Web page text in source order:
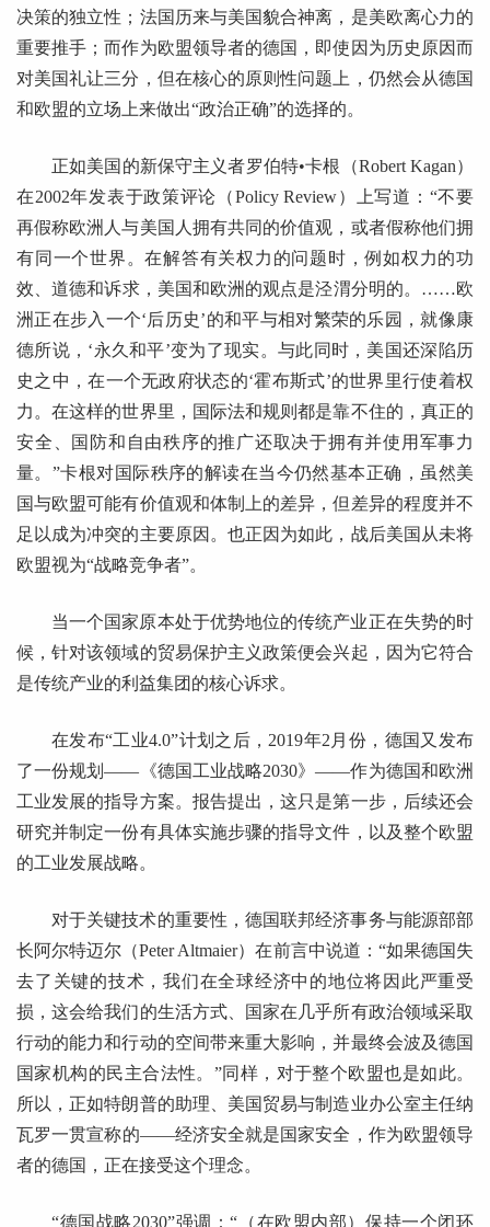
决策的独立性；法国历来与美国貌合神离，是美欧离心力的
重要推手；而作为欧盟领导者的德国，即使因为历史原因而
对美国礼让三分，但在核心的原则性问题上，仍然会从德国
和欧盟的立场上来做出“政治正确”的选择的。
正如美国的新保守主义者罗伯特•卡根（Robert Kagan）
在2002年发表于政策评论（Policy Review）上写道：“不要
再假称欧洲人与美国人拥有共同的价值观，或者假称他们拥
有同一个世界。在解答有关权力的问题时，例如权力的功
效、道德和诉求，美国和欧洲的观点是泾渭分明的。……欧
洲正在步入一个‘后历史’的和平与相对繁荣的乐园，就像康
德所说，‘永久和平’变为了现实。与此同时，美国还深陷历
史之中，在一个无政府状态的‘霍布斯式’的世界里行使着权
力。在这样的世界里，国际法和规则都是靠不住的，真正的
安全、国防和自由秩序的推广还取决于拥有并使用军事力
量。”卡根对国际秩序的解读在当今仍然基本正确，虽然美
国与欧盟可能有价值观和体制上的差异，但差异的程度并不
足以成为冲突的主要原因。也正因为如此，战后美国从未将
欧盟视为“战略竞争者”。
当一个国家原本处于优势地位的传统产业正在失势的时
候，针对该领域的贸易保护主义政策便会兴起，因为它符合
是传统产业的利益集团的核心诉求。
在发布“工业4.0”计划之后，2019年2月份，德国又发布
了一份规划——《德国工业战略2030》——作为德国和欧洲
工业发展的指导方案。报告提出，这只是第一步，后续还会
研究并制定一份有具体实施步骤的指导文件，以及整个欧盟
的工业发展战略。
对于关键技术的重要性，德国联邦经济事务与能源部部
长阿尔特迈尔（Peter Altmaier）在前言中说道：“如果德国失
去了关键的技术，我们在全球经济中的地位将因此严重受
损，这会给我们的生活方式、国家在几乎所有政治领域采取
行动的能力和行动的空间带来重大影响，并最终会波及德国
国家机构的民主合法性。”同样，对于整个欧盟也是如此。
所以，正如特朗普的助理、美国贸易与制造业办公室主任纳
瓦罗一贯宣称的——经济安全就是国家安全，作为欧盟领导
者的德国，正在接受这个理念。
“德国战略2030”强调：“（在欧盟内部）保持一个闭环